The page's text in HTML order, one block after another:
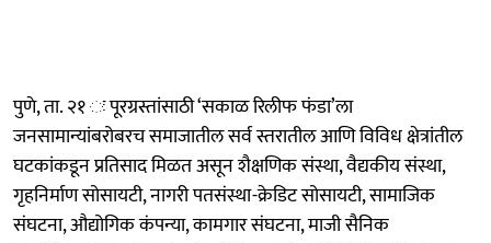
पुणे, ता. २१ ः पूरग्रस्तांसाठी ‘सकाळ रिलीफ फंडा’ला
जनसामान्यांबरोबरच समाजातील सर्व स्तरातील आणि विविध क्षेत्रांतील
घटकांकडून प्रतिसाद मिळत असून शैक्षणिक संस्था, वैद्यकीय संस्था,
गृहनिर्माण सोसायटी, नागरी पतसंस्था-क्रेडिट सोसायटी, सामाजिक
संघटना, औद्योगिक कंपन्या, कामगार संघटना, माजी सैनिक